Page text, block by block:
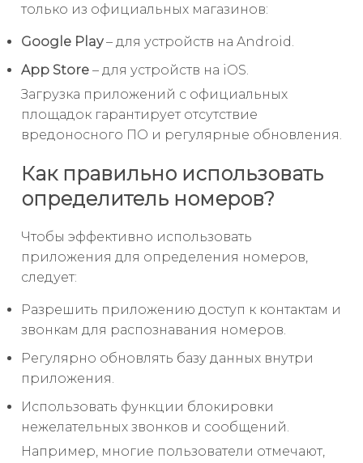
только из официальных магазинов:
Google Play– для устройств на Android.
App Store – для устройств на iOS.
Загрузка приложений с официальных
площадок гарантирует отсутствие
вредоносного ПО и регулярные обновления.
Как правильно использовать
определитель номеров?
Чтобы эффективно использовать
приложения для определения номеров,
следует:
Разрешить приложению доступ к контактам и
звонкам для распознавания номеров.
Регулярно обновлять базу данных внутри
приложения.
Использовать функции блокировки
нежелательных звонков и сообщений.
Например, многие пользователи отмечают,